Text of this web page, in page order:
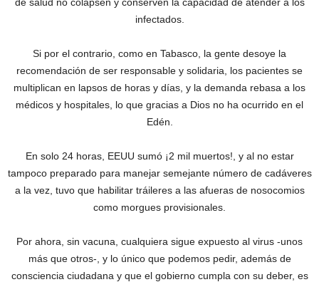
infectados.
Si por el contrario, como en Tabasco, la gente desoye la
recomendación de ser responsable y solidaria, los pacientes se
multiplican en lapsos de horas y días, y la demanda rebasa a los
médicos y hospitales, lo que gracias a Dios no ha ocurrido en el
Edén.
En solo 24 horas, EEUU sumó ¡2 mil muertos!, y al no estar
tampoco preparado para manejar semejante número de cadáveres
a la vez, tuvo que habilitar tráileres a las afueras de nosocomios
como morgues provisionales.
Por ahora, sin vacuna, cualquiera sigue expuesto al virus -unos
más que otros-, y lo único que podemos pedir, además de
consciencia ciudadana y que el gobierno cumpla con su deber, es